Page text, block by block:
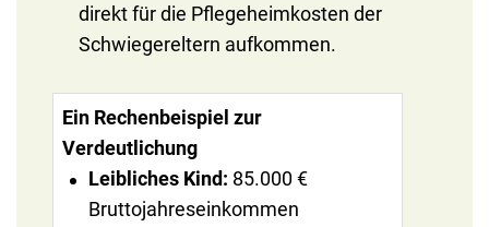
direkt für die Pflegeheimkosten der
Schwiegereltern aufkommen.
Ein Rechenbeispiel zur
Verdeutlichung
Leibliches Kind: 85.000 €
Bruttojahreseinkommen